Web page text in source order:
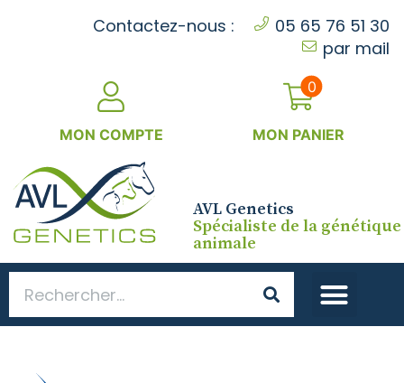
AVL Genetics
Spécialiste de la génétique
animale
Contactez-nous :
05 65 76 51 30
par mail
MON COMPTE MON PANIER
0